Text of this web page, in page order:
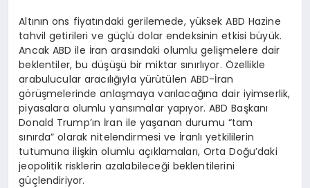
Altının ons fiyatındaki gerilemede, yüksek ABD Hazine
tahvil getirileri ve güçlü dolar endeksinin etkisi büyük.
Ancak ABD ile İran arasındaki olumlu gelişmelere dair
beklentiler, bu düşüşü bir miktar sınırlıyor. Özellikle
arabulucular aracılığıyla yürütülen ABD-İran
görüşmelerinde anlaşmaya varılacağına dair iyimserlik,
piyasalara olumlu yansımalar yapıyor. ABD Başkanı
Donald Trump’ın İran ile yaşanan durumu “tam
sınırda” olarak nitelendirmesi ve İranlı yetkililerin
tutumuna ilişkin olumlu açıklamaları, Orta Doğu’daki
jeopolitik risklerin azalabileceği beklentilerini
güçlendiriyor.